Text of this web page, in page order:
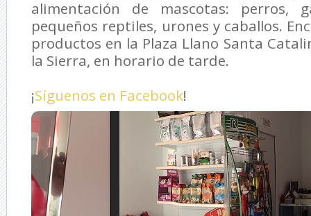
alimentación de mascotas: perros,
pequeños reptiles, urones y caballos.
productos en la Plaza Llano Santa
la Sierra, en horario de tarde.
¡Síguenos en Facebook!